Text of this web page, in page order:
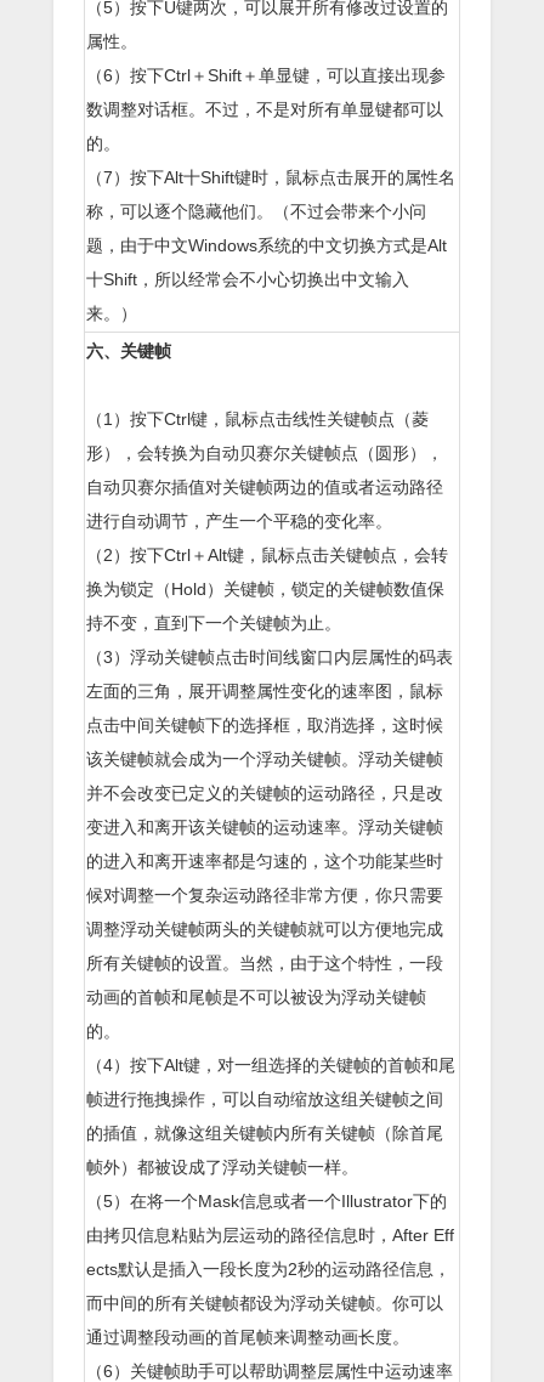
（5）按下U键两次，可以展开所有修改过设置的
属性。
（6）按下Ctrl＋Shift＋单显键，可以直接出现参
数调整对话框。不过，不是对所有单显键都可以
的。
（7）按下Alt十Shift键时，鼠标点击展开的属性名
称，可以逐个隐藏他们。（不过会带来个小问
题，由于中文Windows系统的中文切换方式是Alt
十Shift，所以经常会不小心切换出中文输入
来。）
六、关键帧
（1）按下Ctrl键，鼠标点击线性关键帧点（菱
形），会转换为自动贝赛尔关键帧点（圆形），
自动贝赛尔插值对关键帧两边的值或者运动路径
进行自动调节，产生一个平稳的变化率。
（2）按下Ctrl＋Alt键，鼠标点击关键帧点，会转
换为锁定（Hold）关键帧，锁定的关键帧数值保
持不变，直到下一个关键帧为止。
（3）浮动关键帧点击时间线窗口内层属性的码表
左面的三角，展开调整属性变化的速率图，鼠标
点击中间关键帧下的选择框，取消选择，这时候
该关键帧就会成为一个浮动关键帧。浮动关键帧
并不会改变已定义的关键帧的运动路径，只是改
变进入和离开该关键帧的运动速率。浮动关键帧
的进入和离开速率都是匀速的，这个功能某些时
候对调整一个复杂运动路径非常方便，你只需要
调整浮动关键帧两头的关键帧就可以方便地完成
所有关键帧的设置。当然，由于这个特性，一段
动画的首帧和尾帧是不可以被设为浮动关键帧
的。
（4）按下Alt键，对一组选择的关键帧的首帧和尾
帧进行拖拽操作，可以自动缩放这组关键帧之间
的插值，就像这组关键帧内所有关键帧（除首尾
帧外）都被设成了浮动关键帧一样。
（5）在将一个Mask信息或者一个Illustrator下的
由拷贝信息粘贴为层运动的路径信息时，After Eff
ects默认是插入一段长度为2秒的运动路径信息，
而中间的所有关键帧都设为浮动关键帧。你可以
通过调整段动画的首尾帧来调整动画长度。
（6）关键帧助手可以帮助调整层属性中运动速率